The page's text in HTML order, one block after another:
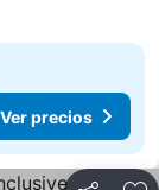
Ver precios